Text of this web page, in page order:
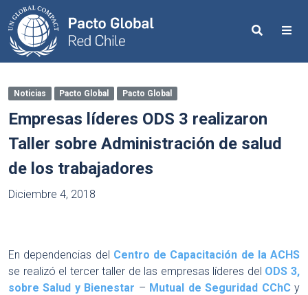
Search
Noticias Pacto Global Pacto Global
Empresas líderes ODS 3 realizaron
Taller sobre Administración de salud
de los trabajadores
Diciembre 4, 2018
En dependencias del Centro de Capacitación de la ACHS
se realizó el tercer taller de las empresas líderes del ODS 3,
sobre Salud y Bienestar – Mutual de Seguridad CChC y